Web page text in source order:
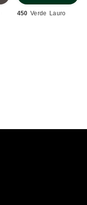
450 Verde Lauro